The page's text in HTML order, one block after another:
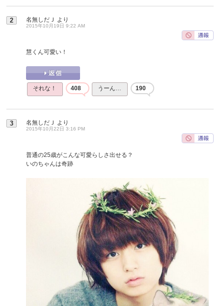
2 名無しだＪ より
2015年10月19日 9:22 AM
慧くん可愛い！
それな！ 408 うーん… 190
3 名無しだＪ より
2015年10月22日 3:16 PM
普通の25歳がこんな可愛らしさ出せる？
いのちゃんは奇跡